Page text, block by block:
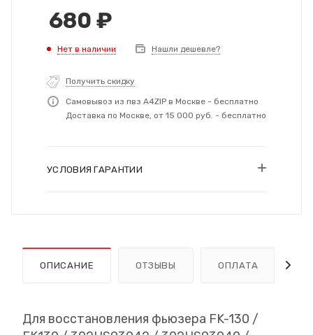
680 ₽
Нет в наличии Нашли дешевле?
Получить скидку
Самовывоз из пвз A4ZIP в Москве - бесплатно
Доставка по Москве, от 15 000 руб. - бесплатно
УСЛОВИЯ ГАРАНТИИ
ОПИСАНИЕ ОТЗЫВЫ ОПЛАТА
Для восстановления фьюзера FK-130 /